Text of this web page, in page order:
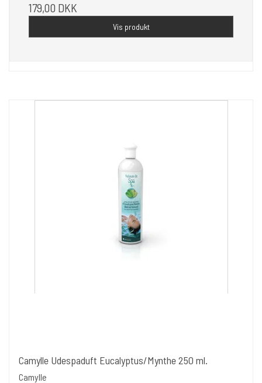
179,00 DKK
Vis produkt
Camylle Udespaduft Eucalyptus/Mynthe 250 ml.
Camylle